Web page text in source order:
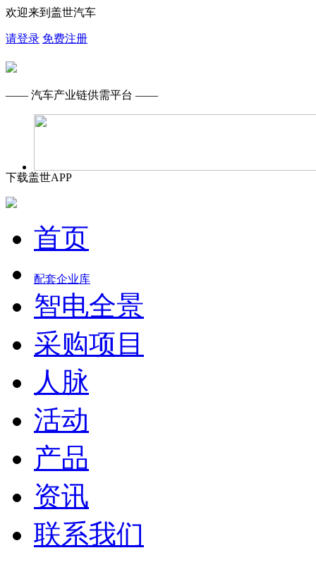
欢迎来到盖世汽车
请登录 免费注册
—— 汽车产业链供需平台 ——
下载盖世APP
首页
配套企业库
智电全景
采购项目
人脉
活动
产品
资讯
联系我们